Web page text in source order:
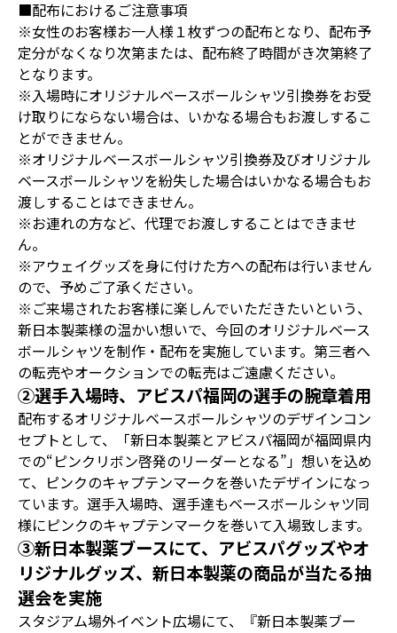
■配布におけるご注意事項
※女性のお客様お一人様１枚ずつの配布となり、配布予
定分がなくなり次第または、配布終了時間がき次第終了
となります。
※入場時にオリジナルベースボールシャツ引換券をお受
け取りにならない場合は、いかなる場合もお渡しするこ
とができません。
※オリジナルベースボールシャツ引換券及びオリジナル
ベースボールシャツを紛失した場合はいかなる場合もお
渡しすることはできません。
※お連れの方など、代理でお渡しすることはできませ
ん。
※アウェイグッズを身に付けた方への配布は行いません
ので、予めご了承ください。
※ご来場されたお客様に楽しんでいただきたいという、
新日本製薬様の温かい想いで、今回のオリジナルベース
ボールシャツを制作・配布を実施しています。第三者へ
の転売やオークションでの転売はご遠慮ください。
②選手入場時、アビスパ福岡の選手の腕章着用
配布するオリジナルベースボールシャツのデザインコン
セプトとして、「新日本製薬とアビスパ福岡が福岡県内
での“ピンクリボン啓発のリーダーとなる”」想いを込め
て、ピンクのキャプテンマークを巻いたデザインになっ
ています。選手入場時、選手達もベースボールシャツ同
様にピンクのキャプテンマークを巻いて入場致します。
③新日本製薬ブースにて、アビスパグッズやオ
リジナルグッズ、新日本製薬の商品が当たる抽
選会を実施
スタジアム場外イベント広場にて、『新日本製薬ブー